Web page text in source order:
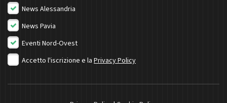
News Alessandria
News Pavia
Eventi Nord-Ovest
Accetto l'iscrizione e la Privacy Policy